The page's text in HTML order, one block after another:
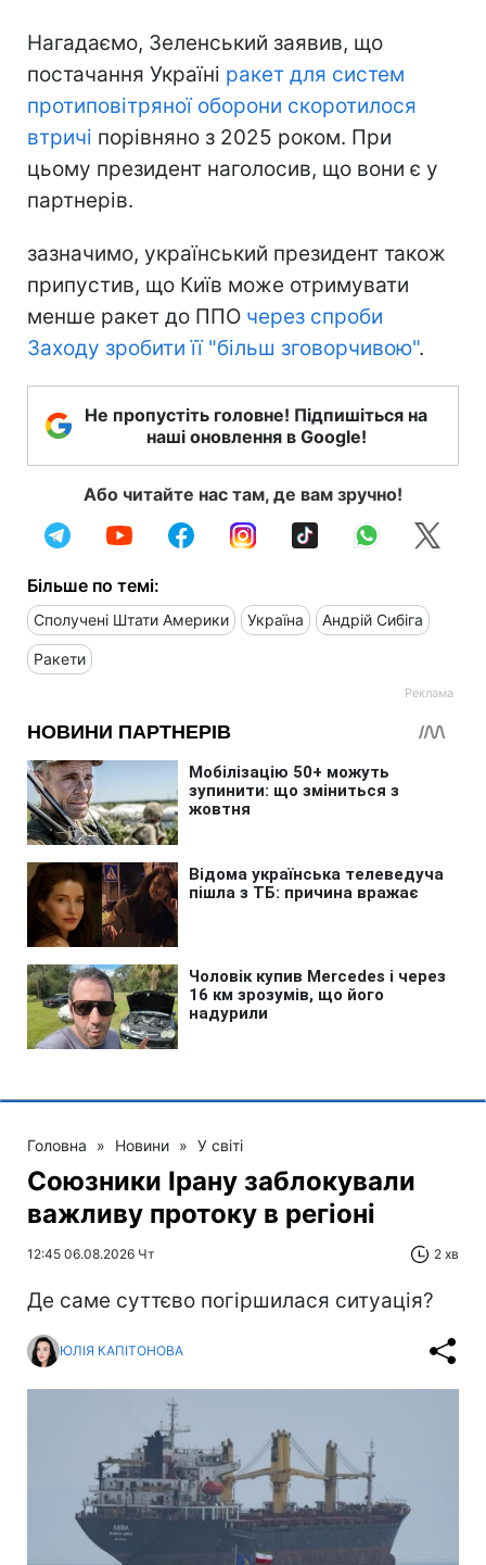
Нагадаємо, Зеленський заявив, що
постачання Україні ракет для систем
протиповітряної оборони скоротилося
втричі порівняно з 2025 роком. При
цьому президент наголосив, що вони є у
партнерів.
зазначимо, український президент також
припустив, що Київ може отримувати
менше ракет до ППО через спроби
Заходу зробити її "більш зговорчивою".
Не пропустіть головне! Підпишіться на
наші оновлення в Google!
Або читайте нас там, де вам зручно!
Більше по темі:
Сполучені Штати Америки Україна Андрій Сибіга
Ракети
Головна » Новини » У світі
Союзники Ірану заблокували
важливу протоку в регіоні
12:45 06.08.2026 Чт 2 хв
Де саме суттєво погіршилася ситуація?
ЮЛІЯ КАПІТОНОВА